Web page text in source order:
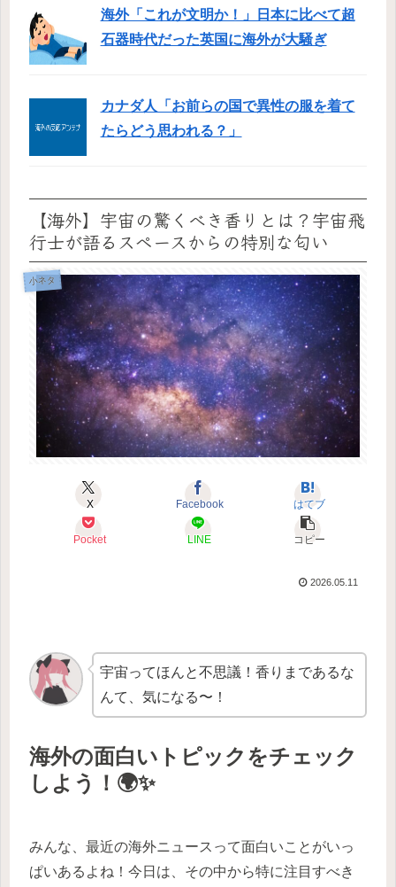
海外「これが文明か！」日本に比べて超
石器時代だった英国に海外が大騒ぎ
カナダ人「お前らの国で異性の服を着て
たらどう思われる？」
【海外】宇宙の驚くべき香りとは？宇宙飛
行士が語るスペースからの特別な匂い
小ネタ
X Facebook はてブ
Pocket LINE コピー
2026.05.11
宇宙ってほんと不思議！香りまであるな
んて、気になる〜！
海外の面白いトピックをチェック
しよう！🌍✨
みんな、最近の海外ニュースって面白いことがいっ
ぱいあるよね！今日は、その中から特に注目すべき